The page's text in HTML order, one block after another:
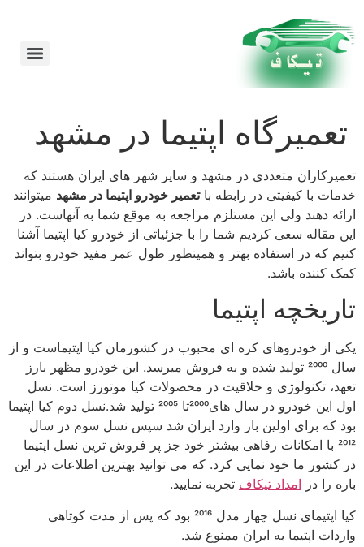
تعمیرگاه اپتیما در مشهد
تعمیرکاران متعددی در مشهد و سایر شهر های ایران هستند که
خدمات با کیفیتی در رابطه باتعمیر خودرو اپتیما در مشهد میتوانند
ارائه دهند ولی این مستلزم مراجعه به موقع شما به آنهاست. در
این مقاله سعی کردیم شما را با جزئیاتی از خودرو کیا اپتیما آشنا
کنیم که در استفاده بهتر و همینطور طول عمر مفید خودرو بتواند
کمک کننده باشد.
تاریخچه اپتیما
یکی از خودروهای کره ای محبوب در کشورمان کیا اپتیماست و از
سال 2000 تولید شده و به فروش میرسد. این خودرو مظهر بارز
تعهد، تکنولوژی و خلاقیت در محصولات کیا موتورز است. نسل
اول این خودرو در سال های2000تا 2005 تولید شد.نسل دوم کیا اپتیما
بود که برای اولین بار وارد ایران شد سپس نسل سوم در سال
2012 با امکانات رفاهی بیشتر خود جز پر فروش ترین نسل اپتیما
در کشور ما خود نمایی کرد. که می توانید بهترین اطلاعات در این
باره را در امداد تیکاف تجربه نمایید.
کیا اپتیمای نسل چهار مدل 2016 بود که پس از مدت کوتاهی
واردات اپتیما به ایران ممنوع شد.